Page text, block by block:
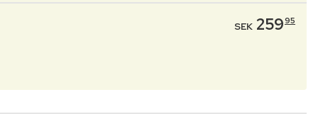
SEK 25995